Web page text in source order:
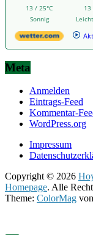
13 / 25°C
Sonnig
13
Meta
Anmelden
Eintrags-Feed
Kommentar-
WordPress.org
Impressum
Copyright © 2026
Homepage. Alle
Theme: ColorMag